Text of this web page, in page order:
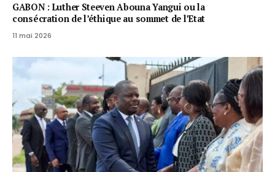
GABON : Luther Steeven Abouna Yangui ou la
consécration de l’éthique au sommet de l’Etat
11 mai 2026